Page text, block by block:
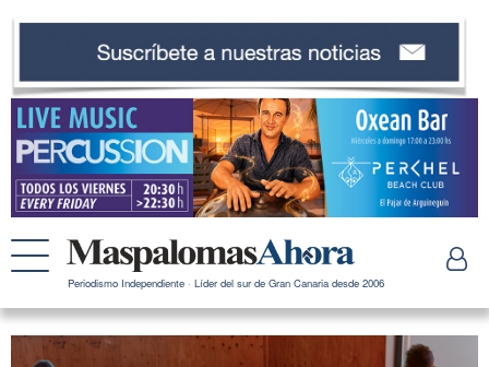
Periodismo Independiente · Líder del sur de Gran Canaria desde 2006